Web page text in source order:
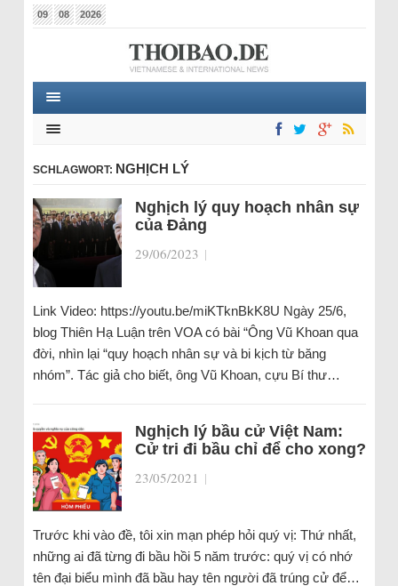
09 08 2026
SCHLAGWORT: NGHỊCH LÝ
Nghịch lý quy hoạch nhân sự
của Đảng
29/06/2023 |
Link Video: https://youtu.be/miKTknBkK8U Ngày 25/6,
blog Thiên Hạ Luận trên VOA có bài “Ông Vũ Khoan qua
đời, nhìn lại “quy hoạch nhân sự và bi kịch từ băng
nhóm”. Tác giả cho biết, ông Vũ Khoan, cựu Bí thư…
Nghịch lý bầu cử Việt Nam:
Cử tri đi bầu chỉ để cho xong?
23/05/2021 |
Trước khi vào đề, tôi xin mạn phép hỏi quý vị: Thứ nhất,
những ai đã từng đi bầu hồi 5 năm trước: quý vị có nhớ
tên đại biểu mình đã bầu hay tên người đã trúng cử để…